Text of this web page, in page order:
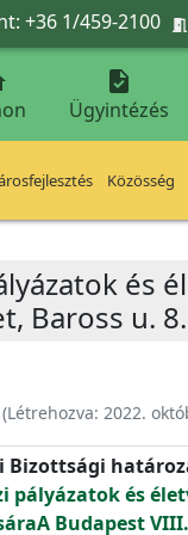
+36 1/459-2100 

Ügyintézés
Közösség
és
Baross u.
(Létrehozva: 2022.
Bizottsági
pályázatok és
Budapest